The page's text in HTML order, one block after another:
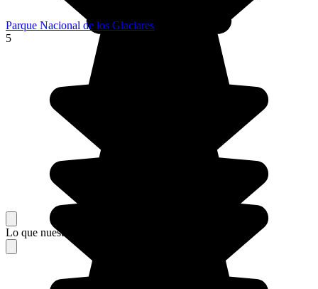
Parque Nacional de los Glaciares
5
Lo que nuestros viajeros piensan de su estancia